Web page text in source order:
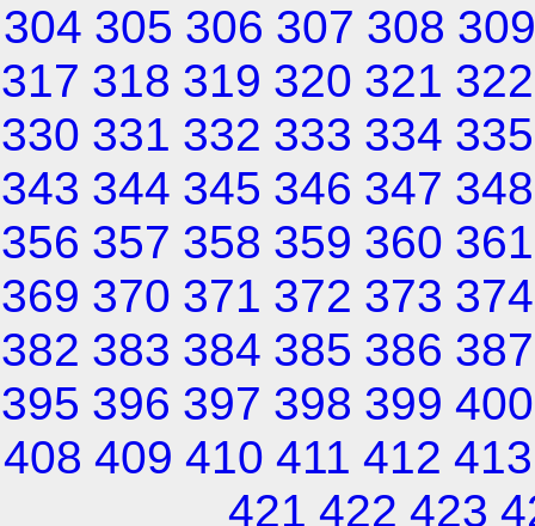
304 305 306 307 308 309
317 318 319 320 321 322
330 331 332 333 334 335
343 344 345 346 347 348
356 357 358 359 360 361
369 370 371 372 373 374
382 383 384 385 386 387
395 396 397 398 399 400
408 409 410 411 412 413
421 422 423